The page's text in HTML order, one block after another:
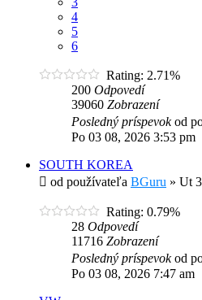
4
5
6
Rating: 2.71%
200 Odpovedí
39060 Zobrazení
Posledný príspevokod
Po 03 08, 2026 3:53 pm
SOUTH KOREA
od používateľa BGuru » Ut
Rating: 0.79%
28 Odpovedí
11716 Zobrazení
Posledný príspevokod
Po 03 08, 2026 7:47 am